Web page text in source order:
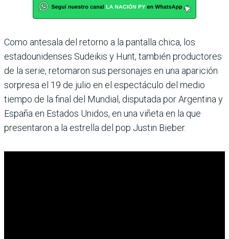
Como antesala del retorno a la pantalla chica, los
estadounidenses Sudeikis y Hunt, también productores
de la serie, retomaron sus personajes en una aparición
sorpresa el 19 de julio en el espectáculo del medio
tiempo de la final del Mundial, disputada por Argentina y
España en Estados Unidos, en una viñeta en la que
presentaron a la estrella del pop Justin Bieber.